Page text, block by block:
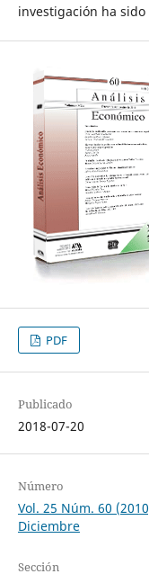
investigación ha sido
PDF
Publicado
2018-07-20
Número
Vol. 25 Núm. 60
Diciembre
Sección